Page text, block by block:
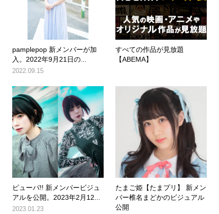
pamplepop 新メンバーが加
入。2022年9月21日の...
2022.09.15
すべての作品が見放題
【ABEMA】
ピューパ!! 新メンバービジュ
アルを公開。2023年2月12...
2023.01.23
たまご姫【たまプリ】 新メン
バー椎名まどかのビジュアル
公開